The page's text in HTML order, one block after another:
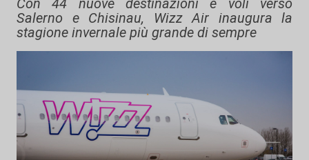
Con 44 nuove destinazioni e voli verso
Salerno e Chisinau, Wizz Air inaugura la
stagione invernale più grande di sempre